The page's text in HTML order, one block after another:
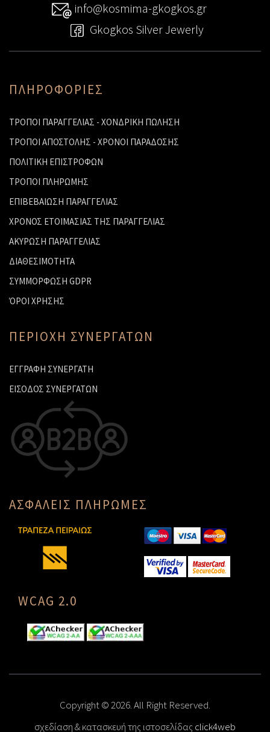
info@kosmima-gkogkos.gr
Gkogkos Silver Jewerly
ΠΛΗΡΟΦΟΡΙΕΣ
ΤΡΟΠΟΙ ΠΑΡΑΓΓΕΛΙΑΣ - ΧΟΝΔΡΙΚΗ ΠΩΛΗΣΗ
ΤΡΟΠΟΙ ΑΠΟΣΤΟΛΗΣ - ΧΡΟΝΟΙ ΠΑΡΑΔΟΣΗΣ
ΠΟΛΙΤΙΚΗ ΕΠΙΣΤΡΟΦΩΝ
ΤΡΟΠΟΙ ΠΛΗΡΩΜΗΣ
ΕΠΙΒΕΒΑΙΩΣΗ ΠΑΡΑΓΓΕΛΙΑΣ
ΧΡΟΝΟΣ ΕΤΟΙΜΑΣΙΑΣ ΤΗΣ ΠΑΡΑΓΓΕΛΙΑΣ
ΑΚΥΡΩΣΗ ΠΑΡΑΓΓΕΛΙΑΣ
ΔΙΑΘΕΣΙΜΟΤΗΤΑ
ΣΥΜΜΟΡΦΩΣΗ GDPR
ΌΡΟΙ ΧΡΗΣΗΣ
ΠΕΡΙΟΧΗ ΣΥΝΕΡΓΑΤΩΝ
ΕΓΓΡΑΦΗ ΣΥΝΕΡΓΑΤΗ
ΕΙΣΟΔΟΣ ΣΥΝΕΡΓΑΤΩΝ
ΑΣΦΑΛΕΙΣ ΠΛΗΡΩΜΕΣ
WCAG 2.0
Copyright © 2026. All Right Reserved.
σχεδίαση & κατασκευή της ιστοσελίδαςclick4web